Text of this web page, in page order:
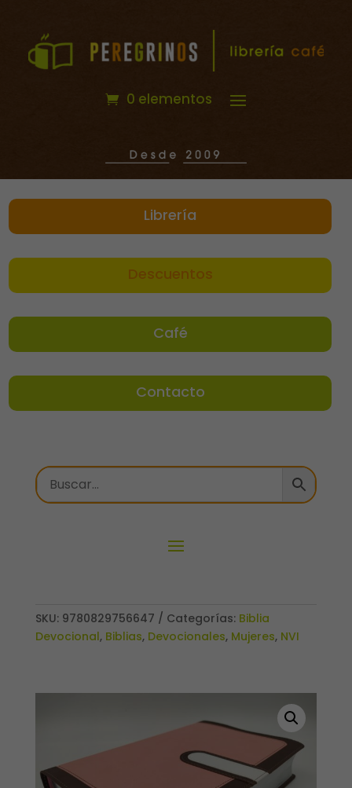
0 elementos
Librería
Descuentos
Café
Contacto
SKU: 9780829756647 Categorías: Biblia
Devocional, Biblias, Devocionales, Mujeres, NVI